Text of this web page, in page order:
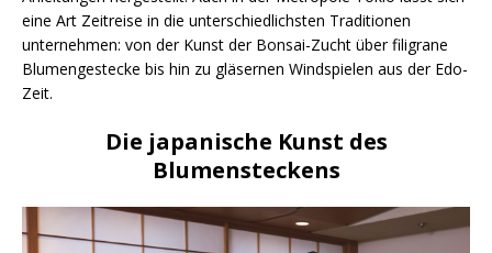
eine Art Zeitreise in die unterschiedlichsten Traditionen
unternehmen: von der Kunst der Bonsai-Zucht über filigrane
Blumengestecke bis hin zu gläsernen Windspielen aus der Edo-
Zeit.
Die japanische Kunst des
Blumensteckens